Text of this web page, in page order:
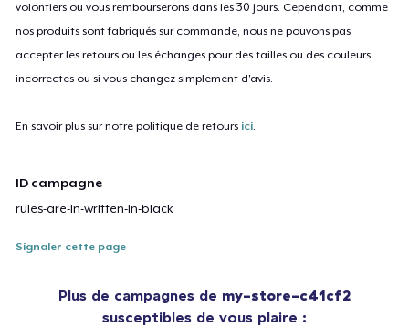
volontiers ou vous rembourserons dans les 30 jours. Cependant, comme
nos produits sont fabriqués sur commande, nous ne pouvons pas
accepter les retours ou les échanges pour des tailles ou des couleurs
incorrectes ou si vous changez simplement d'avis.
En savoir plus sur notre politique de retours ici.
ID campagne
rules-are-in-written-in-black
Signaler cette page
Plus de campagnes de my-store-c41cf2
susceptibles de vous plaire :